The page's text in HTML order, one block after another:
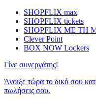
SHOPFLIX max
SHOPFLIX tickets
SHOPFLIX ΜΕ ΤΗ
Clever Point
BOX NOW Lockers
Γίνε συνεργάτης!
Άνοιξε τώρα το δικό σου
πωλήσεις σου.